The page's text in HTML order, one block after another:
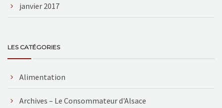
janvier 2017
LES CATÉGORIES
Alimentation
Archives – Le Consommateur d'Alsace